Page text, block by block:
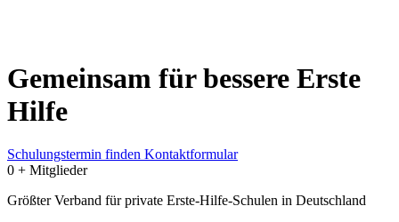
Gemeinsam für bessere Erste
Hilfe
Schulungstermin finden Kontaktformular
0 + Mitglieder
Größter Verband für private Erste-Hilfe-Schulen in Deutschland